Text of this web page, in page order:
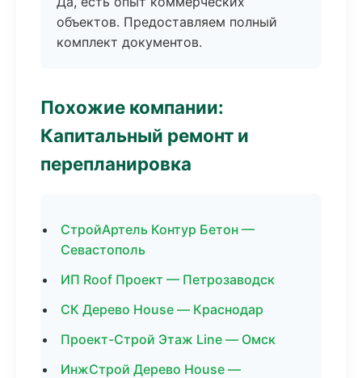
объектов. Предоставляем полный
комплект документов.
Похожие компании:
Капитальный ремонт и
перепланировка
СтройАртель Контур Бетон —
Севастополь
ИП Roof Проект — Петрозаводск
СК Дерево House — Краснодар
Проект-Строй Этаж Line — Омск
ИнжСтрой Дерево House —